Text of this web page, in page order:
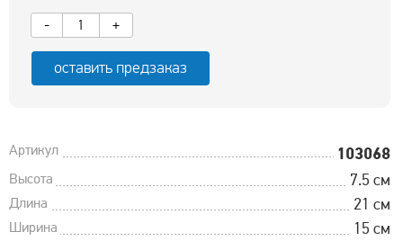
-
+
оставить предзаказ
Артикул 103068
Высота 7.5 см
Длина 21 см
Ширина 15 см